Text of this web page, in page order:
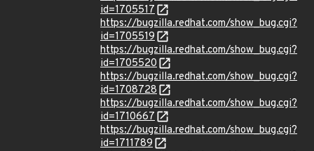
id=1705517
https://bugzilla.redhat.com/show_bug.cgi?
id=1705519
https://bugzilla.redhat.com/show_bug.cgi?
id=1705520
https://bugzilla.redhat.com/show_bug.cgi?
id=1708728
https://bugzilla.redhat.com/show_bug.cgi?
id=1710667
https://bugzilla.redhat.com/show_bug.cgi?
id=1711789